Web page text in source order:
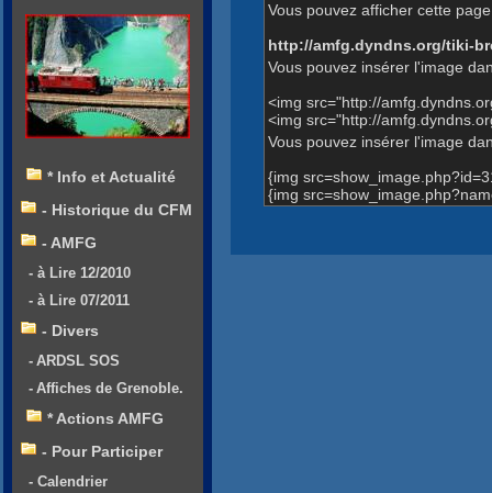
Vous pouvez afficher cette
http://amfg.dyndns.org/tiki-
Vous pouvez insérer l'image
<img src="http://
<img src="http://
Vous pouvez insérer l'image
{img
{img
* Info et Actualité
- Historique du CFM
- AMFG
- à Lire 12/2010
- à Lire 07/2011
- Divers
- ARDSL SOS
- Affiches de Grenoble.
* Actions AMFG
- Pour Participer
- Calendrier